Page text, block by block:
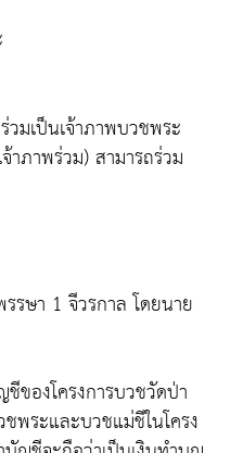
มเป็นเจ้าภาพบวชพระ
าภาพร่วม) สามารถร่วม
รษา 1 จีวรกาล โดยนาย
องโครงการบวชวัดป่า
พระและบวชแม่ชีในโครง